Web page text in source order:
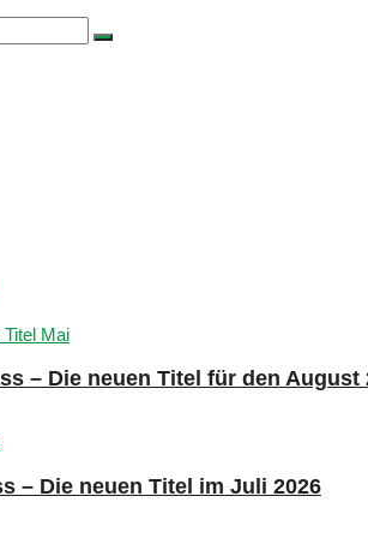
– Die neuen Titel für den August
– Die neuen Titel im Juli 2026